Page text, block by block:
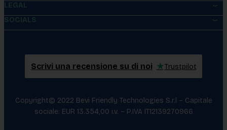
LEGAL
SOCIALS
Scrivi una recensione su di noi ★Trustpilot
Copyright© 2022 Bevi Friendly Technologies S.r.l – Capitale
sociale: EUR 13.354,00 i.v. – P.IVA IT12139270966